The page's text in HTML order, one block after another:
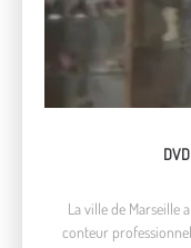
La ville de Marseille
conteur